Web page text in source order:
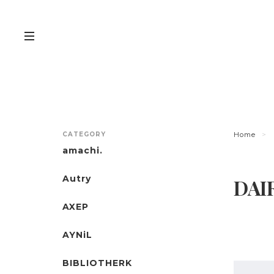
Home
CATEGORY
amachi.
Autry
AXEP
AYNiL
BIBLIOTHERK